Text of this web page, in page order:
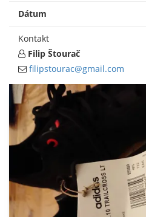
Dátum
Kontakt
Filip Štourač
filipstourac@gmail.com